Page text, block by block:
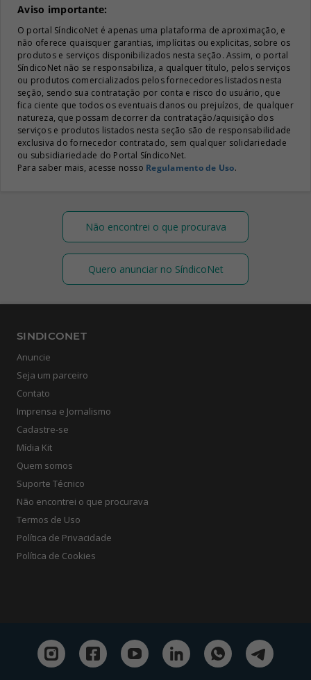
Aviso importante:
O portal SíndicoNet é apenas uma plataforma de aproximação, e
não oferece quaisquer garantias, implícitas ou explicitas, sobre os
produtos e serviços disponibilizados nesta seção. Assim, o portal
SíndicoNet não se responsabiliza, a qualquer título, pelos serviços
ou produtos comercializados pelos fornecedores listados nesta
seção, sendo sua contratação por conta e risco do usuário, que
fica ciente que todos os eventuais danos ou prejuízos, de qualquer
natureza, que possam decorrer da contratação/aquisição dos
serviços e produtos listados nesta seção são de responsabilidade
exclusiva do fornecedor contratado, sem qualquer solidariedade
ou subsidiariedade do Portal SíndicoNet.
Para saber mais, acesse nosso Regulamento de Uso.
Não encontrei o que procurava
Quero anunciar no SíndicoNet
SINDICONET
Anuncie
Seja um parceiro
Contato
Imprensa e Jornalismo
Cadastre-se
Mídia Kit
Quem somos
Suporte Técnico
Não encontrei o que procurava
Termos de Uso
Política de Privacidade
Política de Cookies